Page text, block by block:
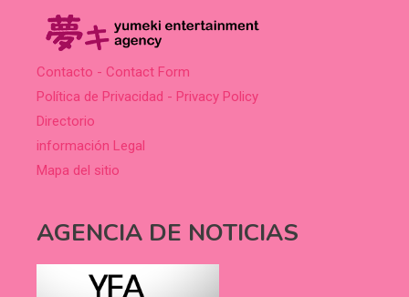
Contacto - Contact Form
Política de Privacidad - Privacy Policy
Directorio
información Legal
Mapa del sitio
AGENCIA DE NOTICIAS